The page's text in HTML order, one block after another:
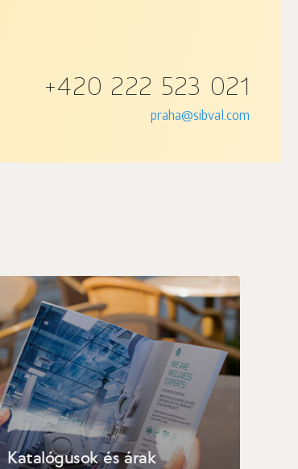
+420 222 523 021
praha@sibval.com
Katalógusok és árak